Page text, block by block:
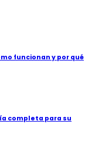
funcionan y por qué
completa para su